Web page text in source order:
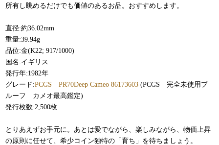
所有し眺めるだけでも価値のあるお品。おすすめします。
直径:約36.02mm
重量:39.94g
品位:金(K22; 917/1000)
国名:イギリス
発行年:1982年
グレード:PCGS PR70Deep Cameo 86173603 (PCGS 完全未使用プ
ルーフ カメオ最高鑑定)
発行枚数:2,500枚
とりあえずお手元に。あとは愛でながら、楽しみながら、物価上昇
の原則に任せて、希少コイン独特の「育ち」を待ちましょう。